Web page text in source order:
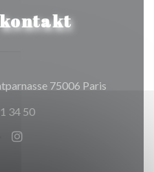
75006 Paris((otevře
34 50
((otevře se v novém
Instagram ((otevře se v